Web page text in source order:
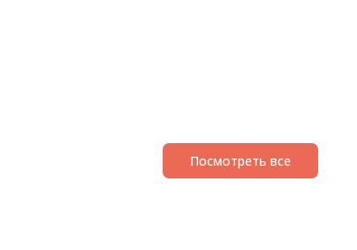
Посмотреть все